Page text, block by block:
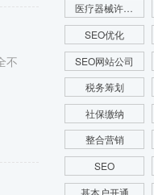
不
医疗器械许可证
SEO优化
SEO网站公司
税务筹划
社保缴纳
整合营销
SEO
基本户开通